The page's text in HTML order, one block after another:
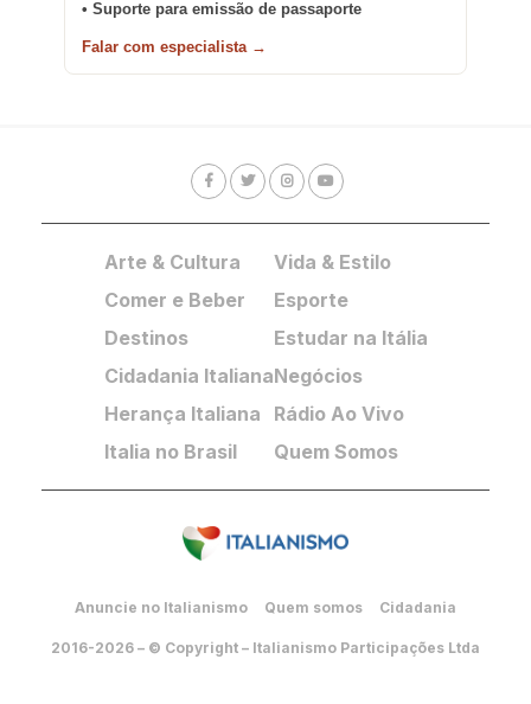
• Suporte para emissão de passaporte
Falar com especialista →
Arte & Cultura
Comer e Beber
Destinos
Cidadania Italiana
Herança Italiana
Italia no Brasil
Vida & Estilo
Esporte
Estudar na Itália
Negócios
Rádio Ao Vivo
Quem Somos
Anuncie no Italianismo Quem somos Cidadania
2016-2026 – © Copyright – Italianismo Participações Ltda